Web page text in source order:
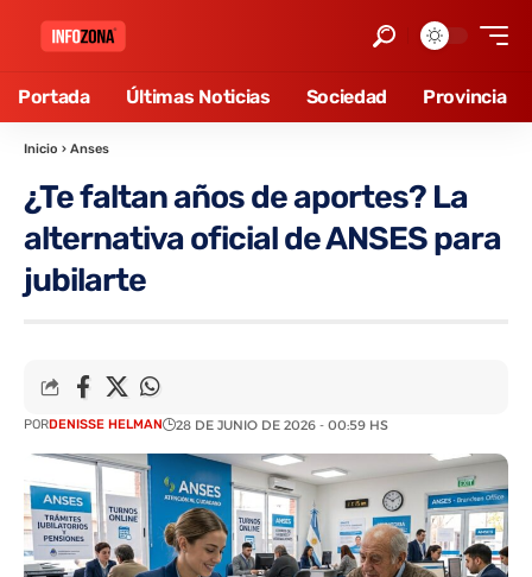
Portada Últimas Noticias Sociedad Provincia
Inicio › Anses
¿Te faltan años de aportes? La
alternativa oficial de ANSES para
jubilarte
PORDENISSE HELMAN 28 DE JUNIO DE 2026 - 00:59 HS